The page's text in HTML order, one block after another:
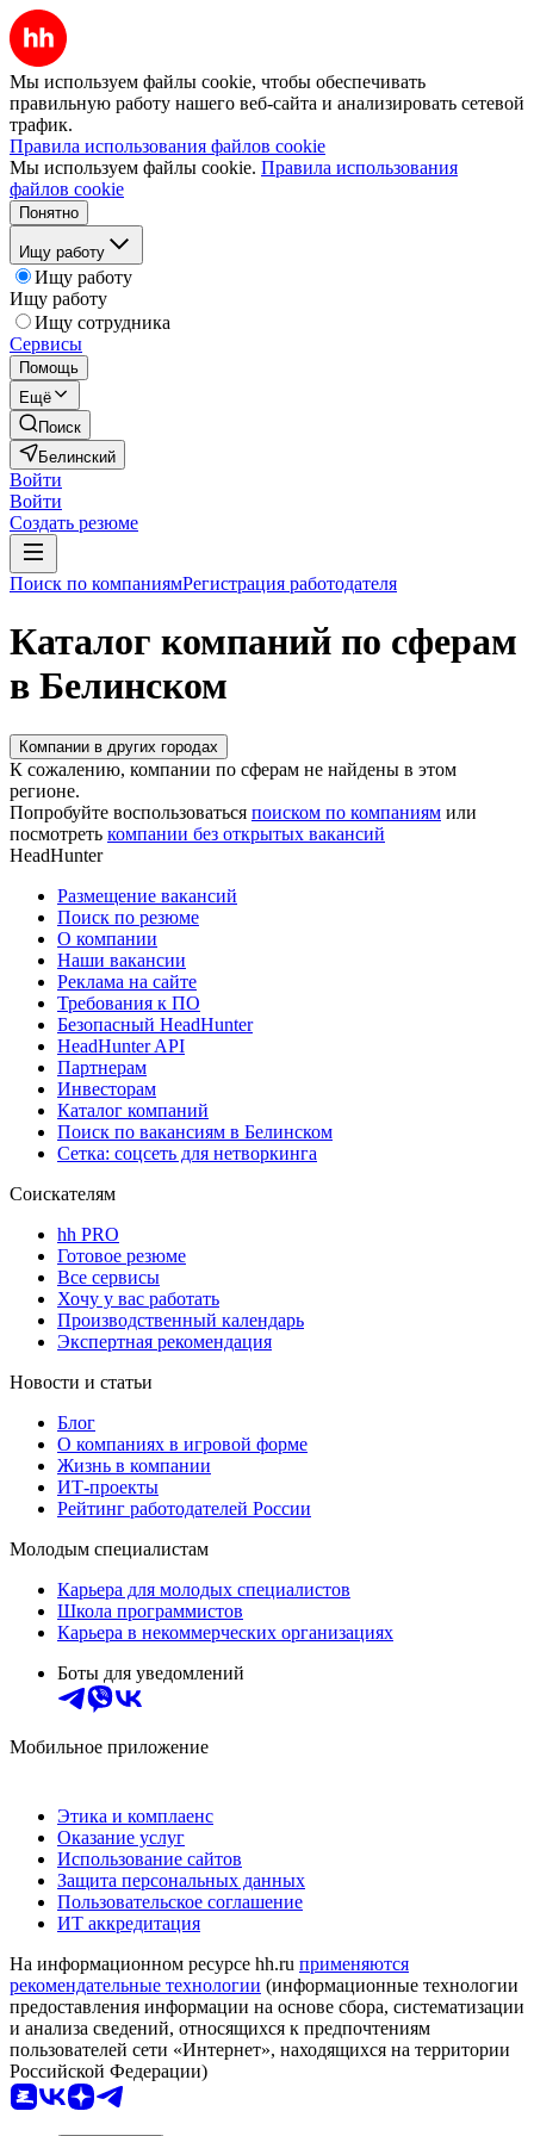
Мы используем файлы cookie, чтобы обеспечивать
правильную работу нашего веб-сайта и анализировать сетевой
трафик.
Правила использования файлов cookie
Мы используем файлы cookie. Правила использования
файлов cookie
Понятно
Ищу работу
Ищу работу
Ищу работу
Ищу сотрудника
Сервисы
Помощь
Ещё
Поиск
Белинский
Войти
Войти
Создать резюме
Поиск по компаниямРегистрация работодателя
Каталог компаний по сферам
в Белинском
Компании в других городах
К сожалению, компании по сферам не найдены в этом
регионе.
Попробуйте воспользоваться поиском по компаниям или
посмотреть компании без открытых вакансий
HeadHunter
Размещение вакансий
Поиск по резюме
О компании
Наши вакансии
Реклама на сайте
Требования к ПО
Безопасный HeadHunter
HeadHunter API
Партнерам
Инвесторам
Каталог компаний
Поиск по вакансиям в Белинском
Сетка: соцсеть для нетворкинга
Соискателям
hh PRO
Готовое резюме
Все сервисы
Хочу у вас работать
Производственный календарь
Экспертная рекомендация
Новости и статьи
Блог
О компаниях в игровой форме
Жизнь в компании
ИТ-проекты
Рейтинг работодателей России
Молодым специалистам
Карьера для молодых специалистов
Школа программистов
Карьера в некоммерческих организациях
Боты для уведомлений
Мобильное приложение
Этика и комплаенс
Оказание услуг
Использование сайтов
Защита персональных данных
Пользовательское соглашение
ИТ аккредитация
На информационном ресурсе hh.ru применяются
рекомендательные технологии (информационные технологии
предоставления информации на основе сбора, систематизации
и анализа сведений, относящихся к предпочтениям
пользователей сети «Интернет», находящихся на территории
Российской Федерации)